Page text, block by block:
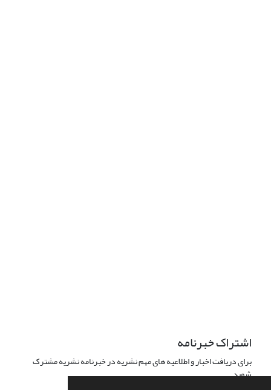
اشتراک خبرنامه
برای دریافت اخبار و اطلاعیه های مهم نشریه در خبرنامه نشریه مشترک
شوید.